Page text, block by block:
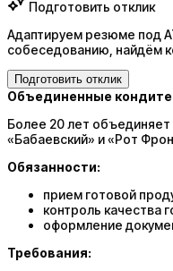
Подготовить отклик
Адаптируем резюме под
собеседованию, найдём
Подготовить отклик
Объединенные
Более 20 лет объединяет
«Бабаевский» и «Рот
Обязанности:
прием готовой
контроль качества
оформление
Требования: